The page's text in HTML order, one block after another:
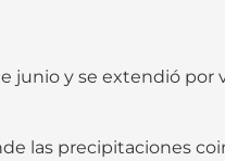
junio y se extendió
las precipitaciones